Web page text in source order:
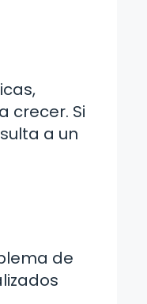
crecer. Si
a un
de